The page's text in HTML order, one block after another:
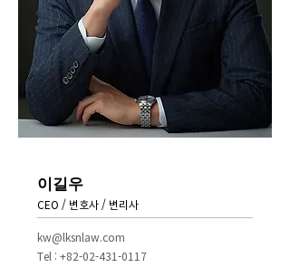
이길우
CEO / 변호사 / 변리사
kw@lksnlaw.com
Tel : +82-02-431-0117